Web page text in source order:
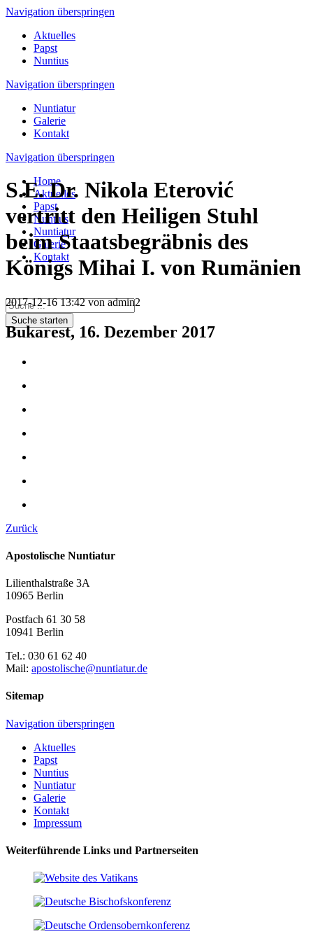
Navigation überspringen
Aktuelles
Papst
Nuntius
Navigation überspringen
Nuntiatur
Galerie
Kontakt
Navigation überspringen
Home
Aktuelles
Papst
Nuntius
Nuntiatur
Galerie
Kontakt
Suche starten
S.E. Dr. Nikola Eterović
vertritt den Heiligen Stuhl
beim Staatsbegräbnis des
Königs Mihai I. von Rumänien
2017-12-16 13:42von admin2
Bukarest, 16. Dezember 2017
Zurück
Apostolische Nuntiatur
Lilienthalstraße 3A
10965 Berlin
Postfach 61 30 58
10941 Berlin
Tel.: 030 61 62 40
Mail: apostolische@nuntiatur.de
Sitemap
Navigation überspringen
Aktuelles
Papst
Nuntius
Nuntiatur
Galerie
Kontakt
Impressum
Weiterführende Links und Partnerseiten